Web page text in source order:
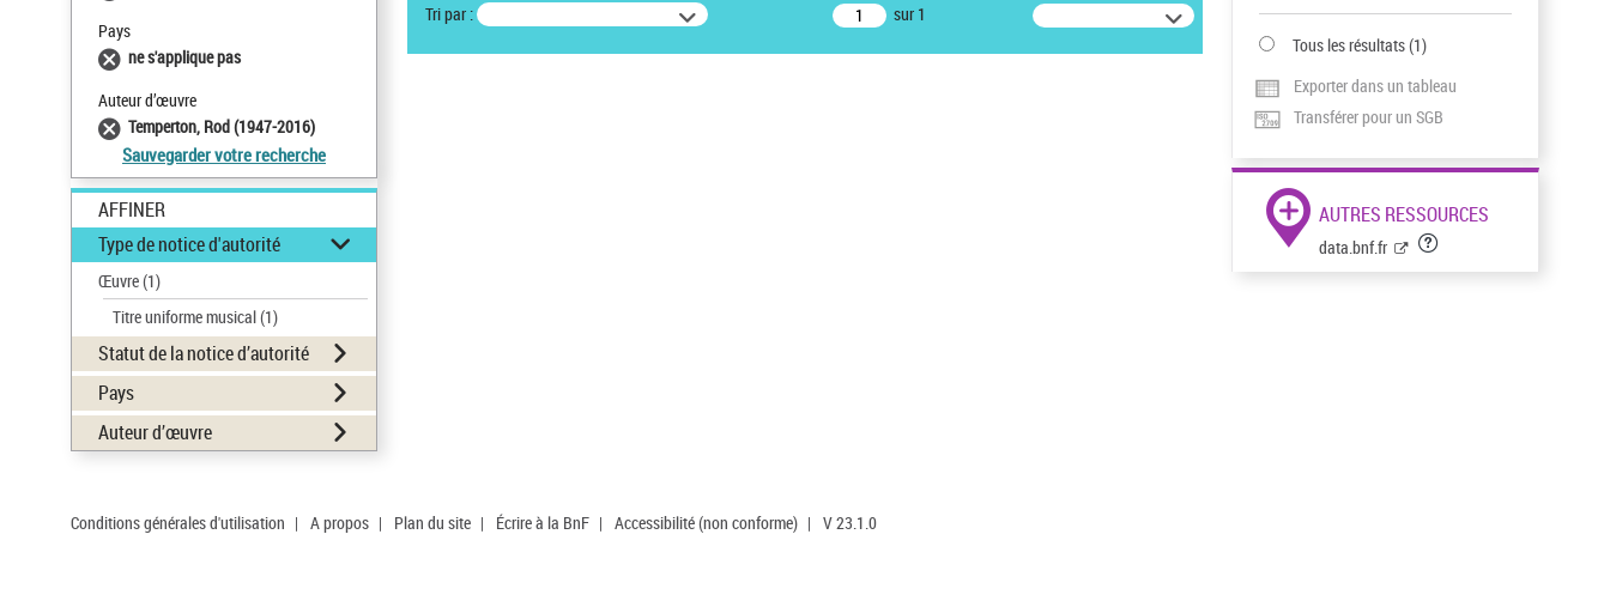
Pays
ne s'applique pas
Auteur d’œuvre
Temperton, Rod (1947-2016)
Sauvegarder votre recherche
AFFINER
Type de notice d'autorité
Œuvre(1)
Titre uniforme musical(1)
Statut de la notice d’autorité
Pays
Auteur d’œuvre
Tri par : sur 1
Tous les résultats(1)
Exporter dans un tableau
Transférer pour un SGB
AUTRES RESSOURCES
data.bnf.fr
Conditions générales d'utilisation | A propos | Plan du site | Écrire à la BnF | Accessibilité (non conforme) | V 23.1.0